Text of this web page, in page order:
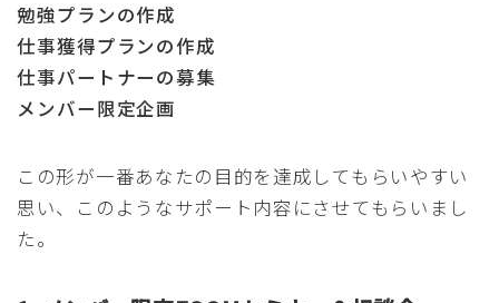
勉強プランの作成
仕事獲得プランの作成
仕事パートナーの募集
メンバー限定企画
この形が一番あなたの目的を達成してもらいやすい
思い、このようなサポート内容にさせてもらいまし
た。